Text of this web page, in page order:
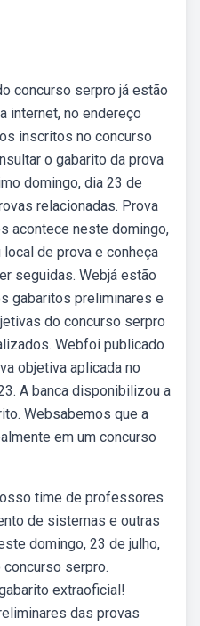
concurso serpro já estão
internet, no endereço
inscritos no concurso
o gabarito da prova
domingo, dia 23 de
relacionadas. Prova
acontece neste domingo,
de prova e conheça
seguidas. Webjá estão
gabaritos preliminares e
do concurso serpro
Webfoi publicado
objetiva aplicada no
A banca disponibilizou a
Websabemos que a
em um concurso
time de professores
de sistemas e outras
domingo, 23 de julho,
serpro.
extraoficial!
das provas